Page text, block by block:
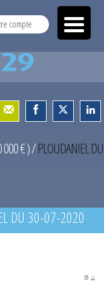
compte
000 € )/PLOUDANIEL DU
DU 30-07-2020
PDF